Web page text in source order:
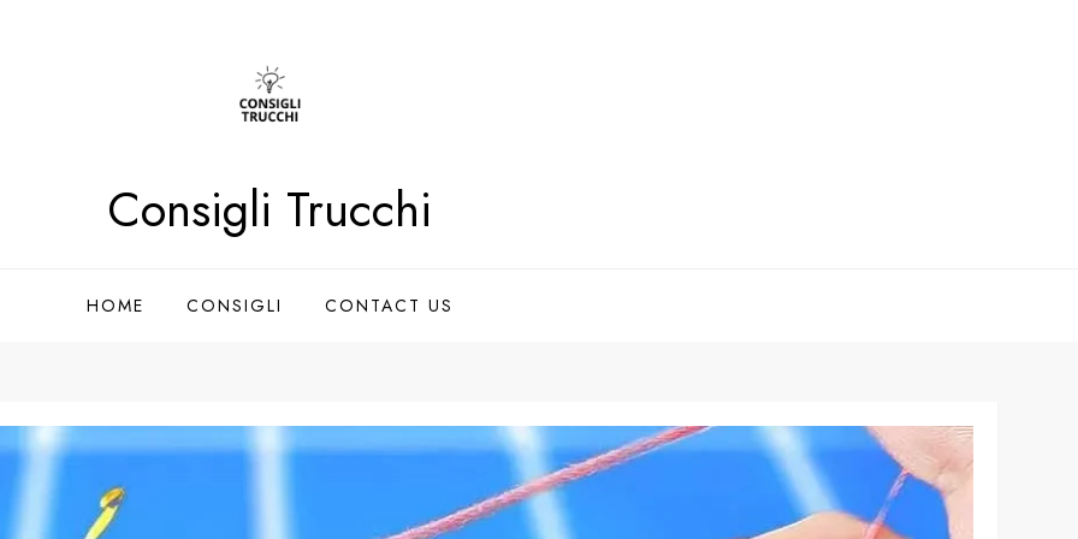
Consigli Trucchi
HOME CONSIGLI CONTACT US